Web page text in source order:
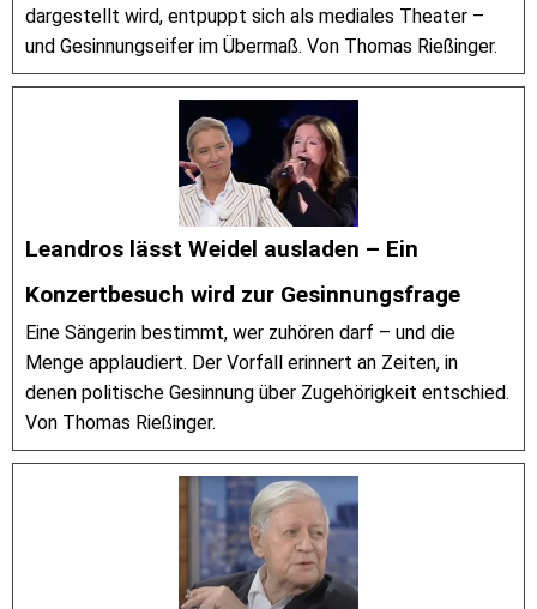
dargestellt wird, entpuppt sich als mediales Theater –
und Gesinnungseifer im Übermaß. Von Thomas Rießinger.
Leandros lässt Weidel ausladen – Ein
Konzertbesuch wird zur Gesinnungsfrage
Eine Sängerin bestimmt, wer zuhören darf – und die
Menge applaudiert. Der Vorfall erinnert an Zeiten, in
denen politische Gesinnung über Zugehörigkeit entschied.
Von Thomas Rießinger.